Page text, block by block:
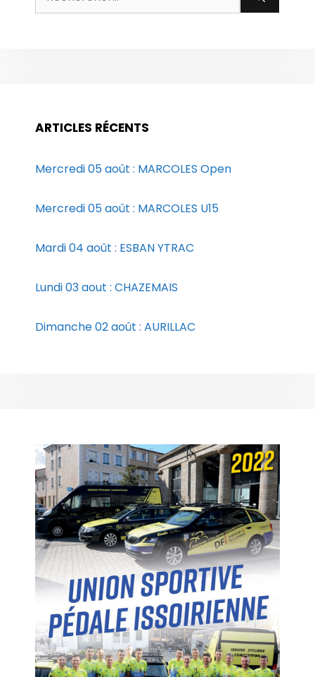
ARTICLES RÉCENTS
Mercredi 05 août : MARCOLES Open
Mercredi 05 août : MARCOLES U15
Mardi 04 août : ESBAN YTRAC
Lundi 03 aout : CHAZEMAIS
Dimanche 02 août : AURILLAC